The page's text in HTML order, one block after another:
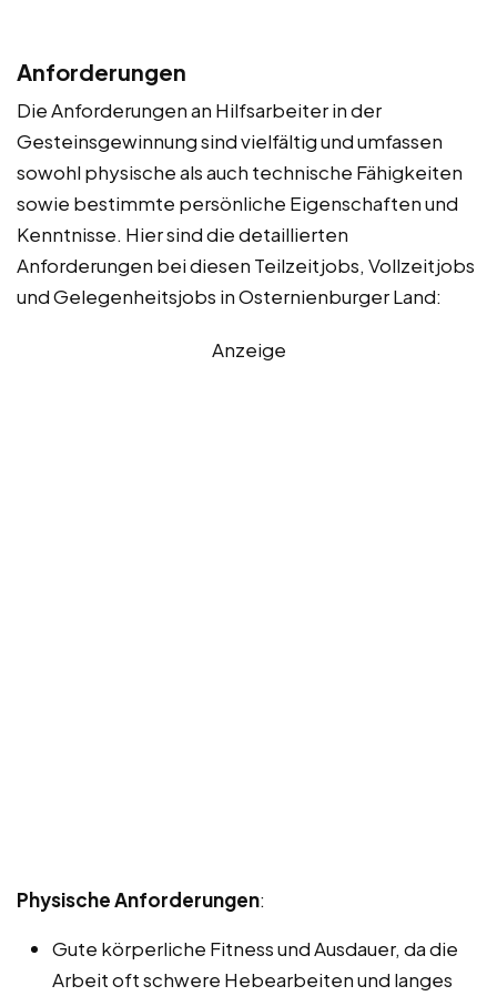
Anforderungen
Die Anforderungen an Hilfsarbeiter in der
Gesteinsgewinnung sind vielfältig und umfassen
sowohl physische als auch technische Fähigkeiten
sowie bestimmte persönliche Eigenschaften und
Kenntnisse. Hier sind die detaillierten
Anforderungen bei diesen Teilzeitjobs, Vollzeitjobs
und Gelegenheitsjobs in Osternienburger Land:
Anzeige
Physische Anforderungen:
Gute körperliche Fitness und Ausdauer, da die
Arbeit oft schwere Hebearbeiten und langes